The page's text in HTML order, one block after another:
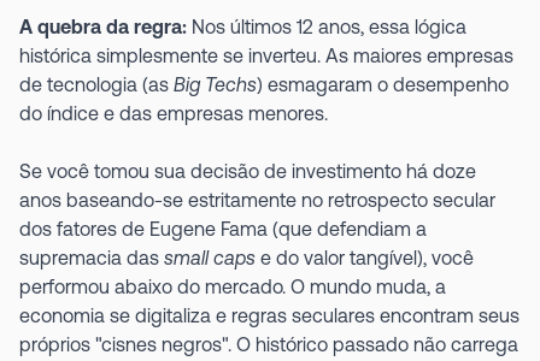
A quebra da regra: Nos últimos 12 anos, essa lógica
histórica simplesmente se inverteu. As maiores empresas
de tecnologia (as Big Techs) esmagaram o desempenho
do índice e das empresas menores.
Se você tomou sua decisão de investimento há doze
anos baseando-se estritamente no retrospecto secular
dos fatores de Eugene Fama (que defendiam a
supremacia das small caps e do valor tangível), você
performou abaixo do mercado. O mundo muda, a
economia se digitaliza e regras seculares encontram seus
próprios "cisnes negros". O histórico passado não carrega